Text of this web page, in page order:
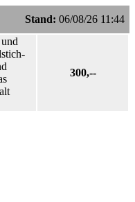
Stand: 06/08/26 11:44
300,--